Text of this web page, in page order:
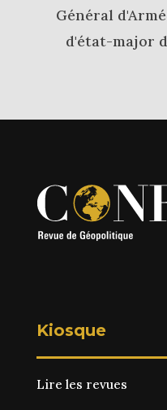
Général
d'état-major
Kiosque
Lire les revues